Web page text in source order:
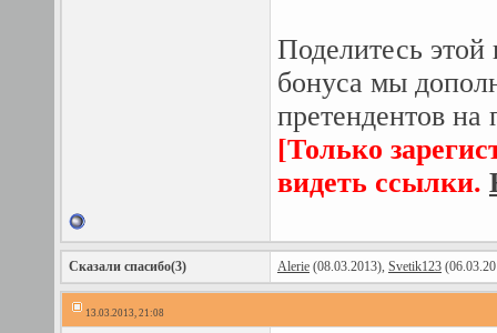
Поделитесь этой
бонуса мы
претендентов на
[Только
видеть ссылки.
Сказали спасибо(3) Alerie (08.03.2013), Svetik123
13.03.2013, 21:08